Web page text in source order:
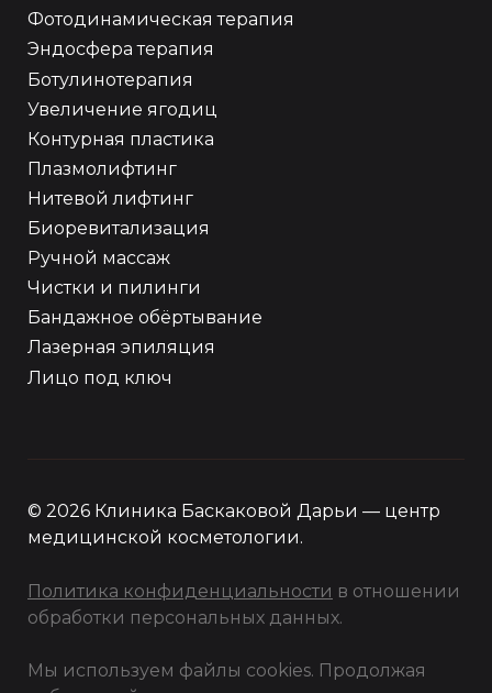
Фотодинамическая терапия
Эндосфера терапия
Ботулинотерапия
Увеличение ягодиц
Контурная пластика
Плазмолифтинг
Нитевой лифтинг
Биоревитализация
Ручной массаж
Чистки и пилинги
Бандажное обёртывание
Лазерная эпиляция
Лицо под ключ
© 2026 Клиника Баскаковой Дарьи — центр
медицинской косметологии.
Политика конфиденциальности в отношении
обработки персональных данных.
Мы используем файлы cookies. Продолжая